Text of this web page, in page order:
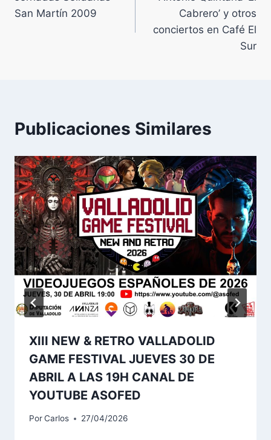
de
San Martín 2009
Cabrero’ y otros
conciertos en Café El
Sur
Publicaciones Similares
XIII NEW & RETRO VALLADOLID
GAME FESTIVAL JUEVES 30 DE
ABRIL A LAS 19H CANAL DE
YOUTUBE ASOFED
PorCarlos 27/04/2026